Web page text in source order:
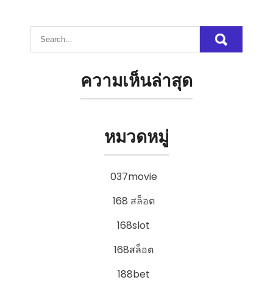
ความเห็นล่าสุด
หมวดหมู่
037movie
168 สล็อต
168slot
168สล็อต
188bet